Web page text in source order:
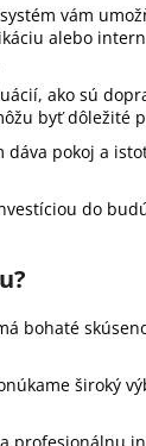
vám
alebo
ako sú
byť dôležité
dáva pokoj a
do
bohaté
široký